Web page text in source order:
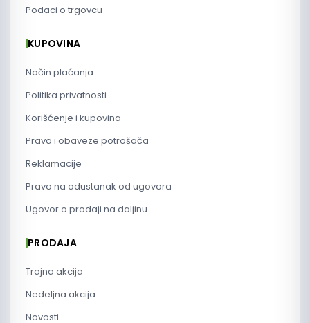
Podaci o trgovcu
KUPOVINA
Način plaćanja
Politika privatnosti
Korišćenje i kupovina
Prava i obaveze potrošača
Reklamacije
Pravo na odustanak od ugovora
Ugovor o prodaji na daljinu
PRODAJA
Trajna akcija
Nedeljna akcija
Novosti